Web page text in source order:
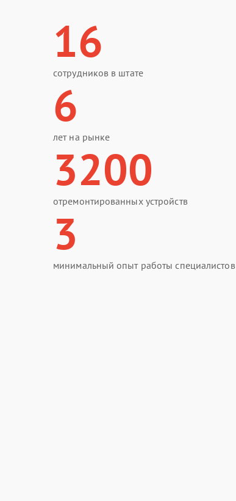
16
сотрудников в штате
6
лет на рынке
3200
отремонтированных устройств
3
минимальный опыт работы специалистов